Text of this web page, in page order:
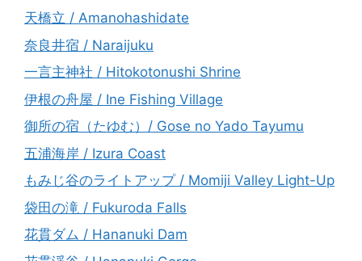
天橋立 / Amanohashidate
奈良井宿 / Naraijuku
一言主神社 / Hitokotonushi Shrine
伊根の舟屋 / Ine Fishing Village
御所の宿（たゆむ）/ Gose no Yado Tayumu
五浦海岸 / Izura Coast
もみじ谷のライトアップ / Momiji Valley Light-Up
袋田の滝 / Fukuroda Falls
花貫ダム / Hananuki Dam